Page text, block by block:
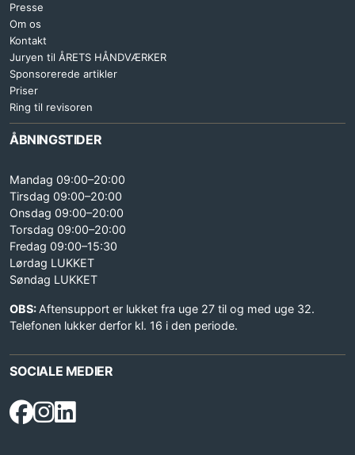
Presse
Om os
Kontakt
Juryen til ÅRETS HÅNDVÆRKER
Sponsorerede artikler
Priser
Ring til revisoren
ÅBNINGSTIDER
Mandag 09:00–20:00
Tirsdag 09:00–20:00
Onsdag 09:00–20:00
Torsdag 09:00–20:00
Fredag 09:00–15:30
Lørdag LUKKET
Søndag LUKKET
OBS: Aftensupport er lukket fra uge 27 til og med uge 32.
Telefonen lukker derfor kl. 16 i den periode.
SOCIALE MEDIER